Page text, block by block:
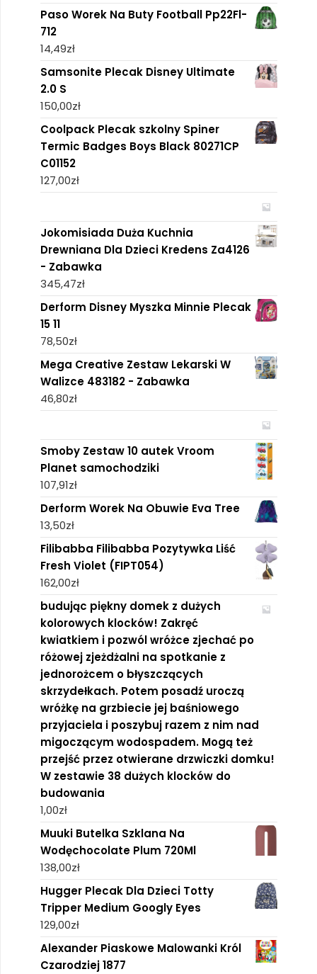
Paso Worek Na Buty Football Pp22Fl-
712
14,49zł
Samsonite Plecak Disney Ultimate
2.0 S
150,00zł
Coolpack Plecak szkolny Spiner
Termic Badges Boys Black 80271CP
C01152
127,00zł
Jokomisiada Duża Kuchnia
Drewniana Dla Dzieci Kredens Za4126
- Zabawka
345,47zł
Derform Disney Myszka Minnie Plecak
15 11
78,50zł
Mega Creative Zestaw Lekarski W
Walizce 483182 - Zabawka
46,80zł
Smoby Zestaw 10 autek Vroom
Planet samochodziki
107,91zł
Derform Worek Na Obuwie Eva Tree
13,50zł
Filibabba Filibabba Pozytywka Liść
Fresh Violet (FIPT054)
162,00zł
budując piękny domek z dużych
kolorowych klocków! Zakręć
kwiatkiem i pozwól wróżce zjechać po
różowej zjeżdżalni na spotkanie z
jednorożcem o błyszczących
skrzydełkach. Potem posadź uroczą
wróżkę na grzbiecie jej baśniowego
przyjaciela i poszybuj razem z nim nad
migoczącym wodospadem. Mogą też
przejść przez otwierane drzwiczki domku!
W zestawie 38 dużych klocków do
budowania
1,00zł
Muuki Butelka Szklana Na
Wodęchocolate Plum 720Ml
138,00zł
Hugger Plecak Dla Dzieci Totty
Tripper Medium Googly Eyes
129,00zł
Alexander Piaskowe Malowanki Król
Czarodziej 1877